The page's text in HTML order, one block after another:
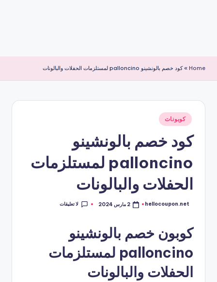
Home
»كود خصم بالونشينو palloncino لمستلزمات الحفلات والبالونات
نُشر
في
كوبونات
كود خصم بالونشينو
palloncino لمستلزمات
الحفلات والبالونات
تمّ
hellocoupon.net 2 مارس 2024 لا تعليقات
كوبون خصم بالونشينو
palloncino لمستلزمات
الحفلات والبالونات